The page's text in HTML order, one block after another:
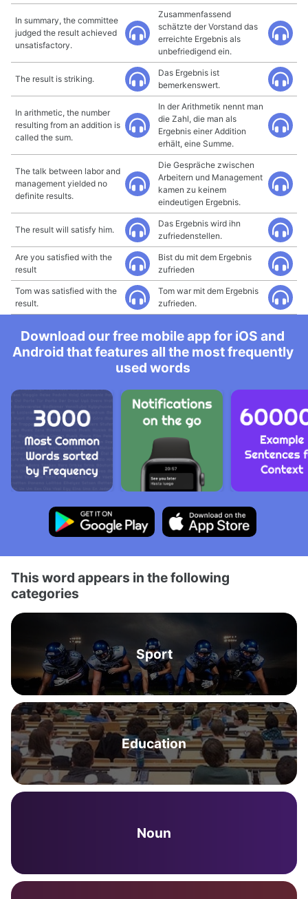
In summary, the committee
judged the result achieved
unsatisfactory.
Zusammenfassend
schätzte der Vorstand das
erreichte Ergebnis als
unbefriedigend ein.
The result is striking.
Das Ergebnis ist
bemerkenswert.
In arithmetic, the number
resulting from an addition is
called the sum.
In der Arithmetik nennt man
die Zahl, die man als
Ergebnis einer Addition
erhält, eine Summe.
The talk between labor and
management yielded no
definite results.
Die Gespräche zwischen
Arbeitern und Management
kamen zu keinem
eindeutigen Ergebnis.
The result will satisfy him.
Das Ergebnis wird ihn
zufriedenstellen.
Are you satisfied with the
result
Bist du mit dem Ergebnis
zufrieden
Tom was satisfied with the
result.
Tom war mit dem Ergebnis
zufrieden.
Download our free mobile app for iOS and
Android that features all the most frequently
used words
This word appears in the following
categories
Sport
Education
Noun